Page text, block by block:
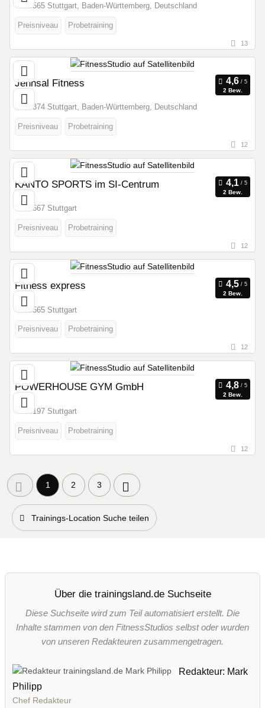
70565 Stuttgart, Baden-Württemberg, Deutschland
Preisniveau Probetraining
13
Jennsal Fitness
2 Bew.
70374 Stuttgart, Baden-Württemberg, Deutschland
Preisniveau Probetraining
12
KANTO SPORTS im SI-Centrum
2 Bew.
70567 Stuttgart
Preisniveau Probetraining
12
Fitness express
2 Bew.
70565 Stuttgart
Preisniveau Probetraining
12
POWERHOUSE GYM GmbH
2 Bew.
70197 Stuttgart
Preisniveau Probetraining
12
1 2 3
Trainings-Location Suche teilen
Über die trainingsland.de Suchseite
Diese Suchseite wird zum Teil automatisiert erstellt. Die
Inhalte stammen von den FitnessStudios selbst oder wurden
von unseren Redakteuren zusammengetragen.
Redakteur: Mark
Philipp
Chef Redakteur